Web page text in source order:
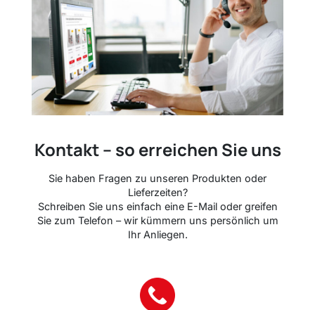
Kontakt – so erreichen Sie uns
Sie haben Fragen zu unseren Produkten oder
Lieferzeiten?
Schreiben Sie uns einfach eine E-Mail oder greifen
Sie zum Telefon – wir kümmern uns persönlich um